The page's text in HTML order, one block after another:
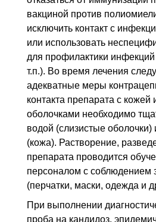
вакциной против
исключить контакт с
или использовать
для профилактики
т.п.). Во время лечения
адекватные меры
контакта препарата с кожей
оболочками необходимо
водой (слизистые
(кожа). Растворение,
препарата проводится
персоналом с соблюдением
(перчатки, маски, одежда и
При выполнении
проба на кандидоз,